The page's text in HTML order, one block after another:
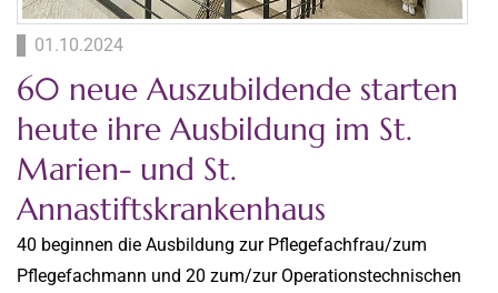
01.10.2024
60 neue Auszubildende starten
heute ihre Ausbildung im St.
Marien- und St.
Annastiftskrankenhaus
40 beginnen die Ausbildung zur Pflegefachfrau/zum
Pflegefachmann und 20 zum/zur Operationstechnischen